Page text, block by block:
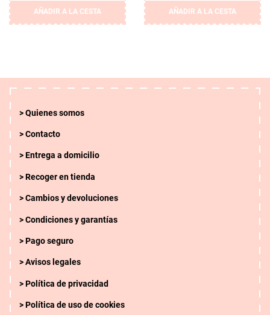
AÑADIR A LA CESTA AÑADIR A LA CESTA
Quienes somos
Contacto
Entrega a domicilio
Recoger en tienda
Cambios y devoluciones
Condiciones y garantías
Pago seguro
Avisos legales
Política de privacidad
Política de uso de cookies